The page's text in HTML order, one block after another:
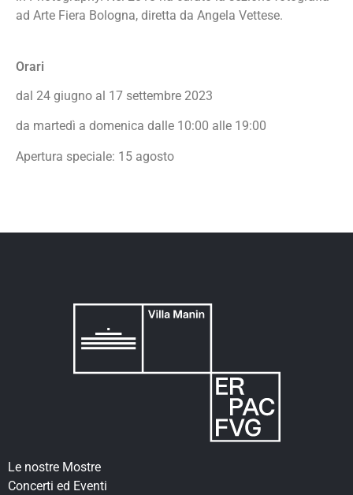
ad Arte Fiera Bologna, diretta da Angela Vettese.
Orari
dal 24 giugno al 17 settembre 2023
da martedì a domenica dalle 10:00 alle 19:00
Apertura speciale: 15 agosto
Le nostre Mostre
Concerti ed Eventi